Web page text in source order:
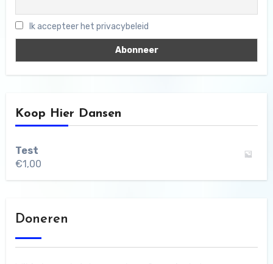
Ik accepteer het privacybeleid
Koop Hier Dansen
Test
€1,00
Doneren